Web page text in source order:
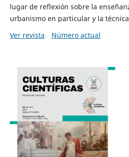
lugar de reflexión sobre la
urbanismo en particular y la
Ver revista
Número actual